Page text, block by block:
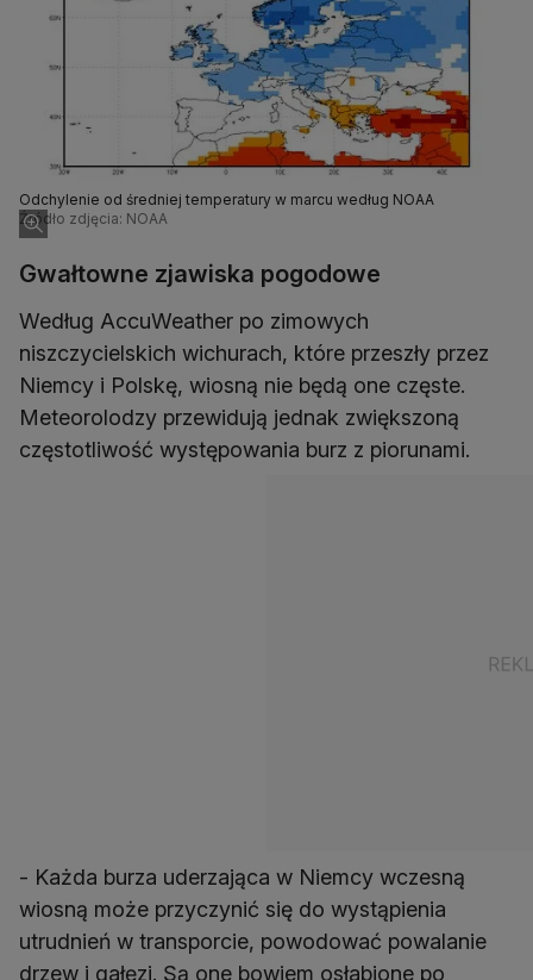
Odchylenie od średniej temperatury w marcu według NOAA
Źródło zdjęcia: NOAA
Gwałtowne zjawiska pogodowe
Według AccuWeather po zimowych
niszczycielskich wichurach, które przeszły przez
Niemcy i Polskę, wiosną nie będą one częste.
Meteorolodzy przewidują jednak zwiększoną
częstotliwość występowania burz z piorunami.
- Każda burza uderzająca w Niemcy wczesną
wiosną może przyczynić się do wystąpienia
utrudnień w transporcie, powodować powalanie
drzew i gałęzi. Są one bowiem osłabione po